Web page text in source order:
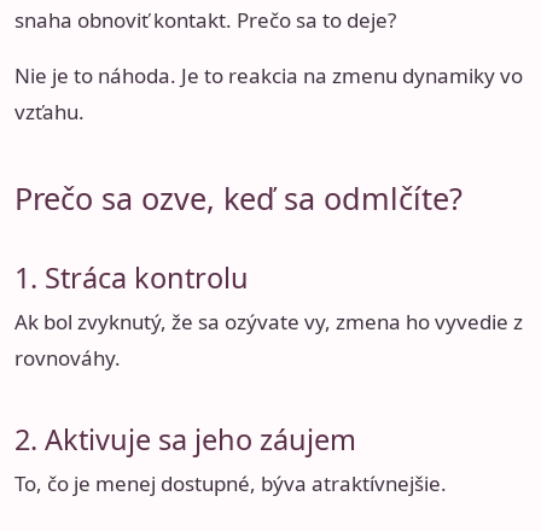
snaha obnoviť kontakt. Prečo sa to deje?
Nie je to náhoda. Je to reakcia na zmenu dynamiky vo
vzťahu.
Prečo sa ozve, keď sa odmlčíte?
1. Stráca kontrolu
Ak bol zvyknutý, že sa ozývate vy, zmena ho vyvedie z
rovnováhy.
2. Aktivuje sa jeho záujem
To, čo je menej dostupné, býva atraktívnejšie.